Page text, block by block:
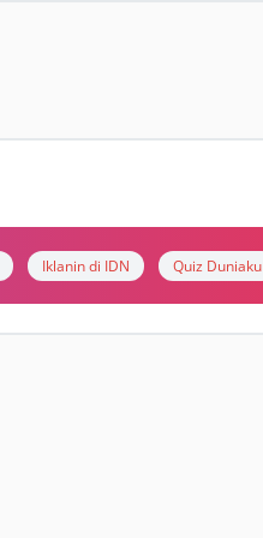
Iklanin di IDN Quiz Duniaku